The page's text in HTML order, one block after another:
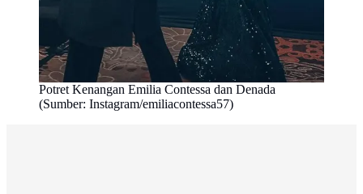
Potret Kenangan Emilia Contessa dan Denada
(Sumber: Instagram/emiliacontessa57)